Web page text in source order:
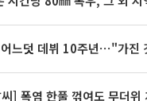
느덧 데뷔 10주년⋯"가진
] 폭염 한풀 꺾여도 무더